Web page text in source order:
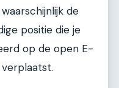
de
positie die je
op de open E-